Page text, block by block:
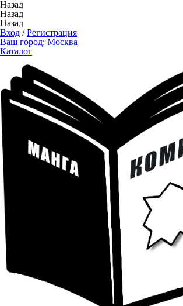
Назад
Назад
Назад
Вход /Регистрация
Ваш город: Москва
Каталог